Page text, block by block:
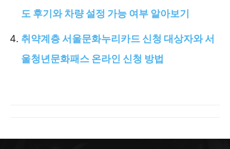
도 후기와 차량 설정 가능 여부 알아보기
취약계층 서울문화누리카드 신청 대상자와 서
울청년문화패스 온라인 신청 방법